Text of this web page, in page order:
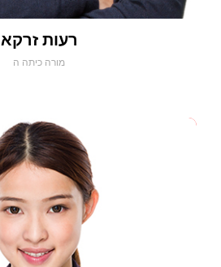
רעות זרקא
מורה כיתה ה